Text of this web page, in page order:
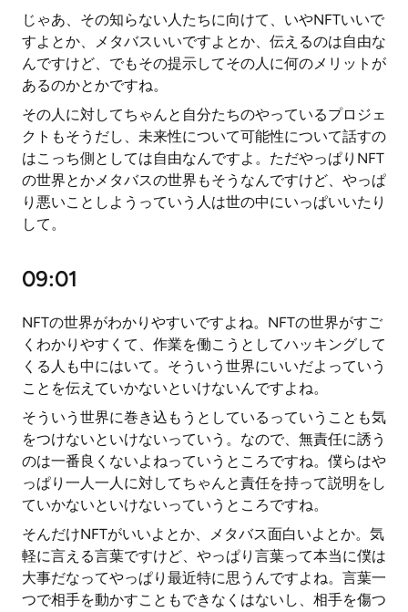
じゃあ、その知らない人たちに向けて、いやNFTいいで
すよとか、メタバスいいですよとか、伝えるのは自由な
んですけど、でもその提示してその人に何のメリットが
あるのかとかですね。
その人に対してちゃんと自分たちのやっているプロジェ
クトもそうだし、未来性について可能性について話すの
はこっち側としては自由なんですよ。ただやっぱりNFT
の世界とかメタバスの世界もそうなんですけど、やっぱ
り悪いことしようっていう人は世の中にいっぱいいたり
して。
09:01
NFTの世界がわかりやすいですよね。NFTの世界がすご
くわかりやすくて、作業を働こうとしてハッキングして
くる人も中にはいて。そういう世界にいいだよっていう
ことを伝えていかないといけないんですよね。
そういう世界に巻き込もうとしているっていうことも気
をつけないといけないっていう。なので、無責任に誘う
のは一番良くないよねっていうところですね。僕らはや
っぱり一人一人に対してちゃんと責任を持って説明をし
ていかないといけないっていうところですね。
そんだけNFTがいいよとか、メタバス面白いよとか。気
軽に言える言葉ですけど、やっぱり言葉って本当に僕は
大事だなってやっぱり最近特に思うんですよね。言葉一
つで相手を動かすこともできなくはないし、相手を傷つ